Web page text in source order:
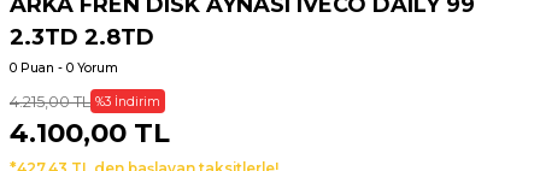
2.3TD 2.8TD
0 Puan - 0 Yorum
4.215,00 TL %3 İndirim
4.100,00 TL